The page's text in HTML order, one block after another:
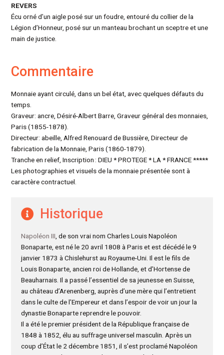
REVERS
Écu orné d’un aigle posé sur un foudre, entouré du collier de la
Légion d’Honneur, posé sur un manteau brochant un sceptre et une
main de justice.
Commentaire
Monnaie ayant circulé, dans un bel état, avec quelques défauts du
temps.
Graveur: ancre, Désiré-Albert Barre, Graveur général des monnaies,
Paris (1855-1878).
Directeur: abeille, Alfred Renouard de Bussière, Directeur de
fabrication de la Monnaie, Paris (1860-1879).
Tranche en relief, Inscription : DIEU * PROTEGE * LA * FRANCE *****
Les photographies et visuels de la monnaie présentée sont à
caractère contractuel.
Historique
Napoléon III, de son vrai nom Charles Louis Napoléon
Bonaparte, est né le 20 avril 1808 à Paris et est décédé le 9
janvier 1873 à Chislehurst au Royaume-Uni. Il est le fils de
Louis Bonaparte, ancien roi de Hollande, et d’Hortense de
Beauharnais. Il a passé l’essentiel de sa jeunesse en Suisse,
au château d’Arenenberg, auprès d’une mère qui l’entretient
dans le culte de l’Empereur et dans l’espoir de voir un jour la
dynastie Bonaparte reprendre le pouvoir.
Il a été le premier président de la République française de
1848 à 1852, élu au suffrage universel masculin. Après un
coup d’État le 2 décembre 1851, il s’est proclamé Napoléon